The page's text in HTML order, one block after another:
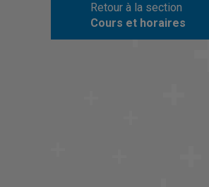
Retour à la section
Cours et horaires